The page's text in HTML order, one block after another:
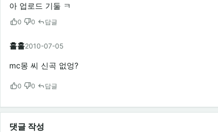
아 업로드 기둘 ㅋ
0 0 답글
홀홀2010-07-05
mc몽 씨 신곡 없엉?
0 0 답글
댓글 작성